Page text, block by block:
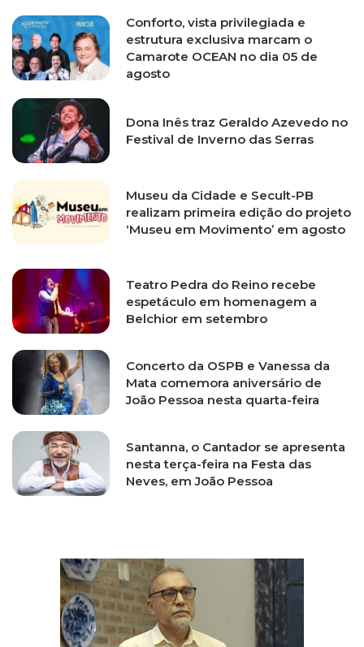
Conforto, vista privilegiada e
estrutura exclusiva marcam o
Camarote OCEAN no dia 05 de
agosto
Dona Inês traz Geraldo Azevedo no
Festival de Inverno das Serras
Museu da Cidade e Secult-PB
realizam primeira edição do projeto
‘Museu em Movimento’ em agosto
Teatro Pedra do Reino recebe
espetáculo em homenagem a
Belchior em setembro
Concerto da OSPB e Vanessa da
Mata comemora aniversário de
João Pessoa nesta quarta-feira
Santanna, o Cantador se apresenta
nesta terça-feira na Festa das
Neves, em João Pessoa